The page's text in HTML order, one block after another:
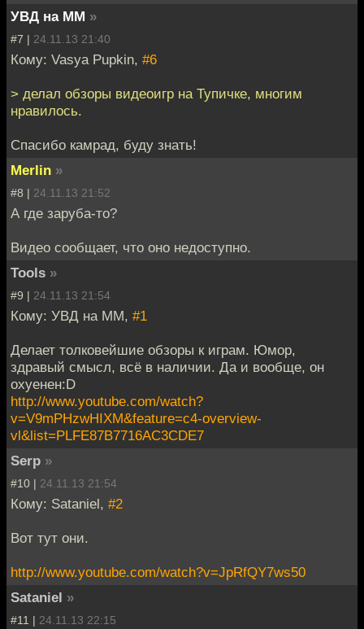
УВД на ММ »
#7 | 24.11.13 21:40
Кому: Vasya Pupkin, #6
> делал обзоры видеоигр на Тупичке, многим
нравилось.
Спасибо камрад, буду знать!
Merlin »
#8 | 24.11.13 21:52
А где заруба-то?
Видео сообщает, что оно недоступно.
Tools »
#9 | 24.11.13 21:54
Кому: УВД на ММ, #1
Делает толковейшие обзоры к играм. Юмор,
здравый смысл, всё в наличии. Да и вообще, он
охуенен:D
http://www.youtube.com/watch?
v=V9mPHzwHIXM&feature=c4-overview-
vl&list=PLFE87B7716AC3CDE7
Serp »
#10 | 24.11.13 21:54
Кому: Sataniel, #2
Вот тут они.
http://www.youtube.com/watch?v=JpRfQY7ws50
Sataniel »
#11 | 24.11.13 22:15